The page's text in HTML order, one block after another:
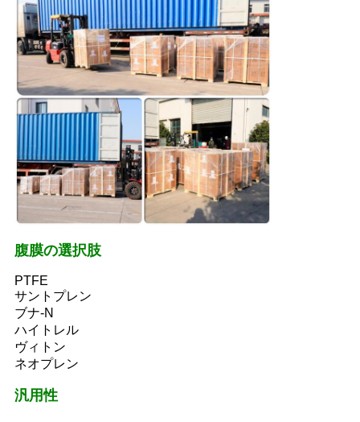
腹膜の選択肢
PTFE
サントプレン
ブナ-N
ハイトレル
ヴィトン
ネオプレン
汎用性